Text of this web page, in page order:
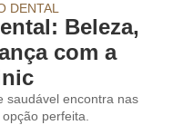
DENTAL
Beleza,
com a
saudável encontra nas
perfeita.